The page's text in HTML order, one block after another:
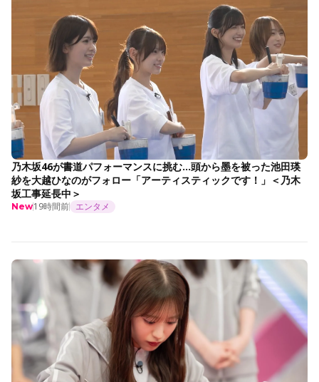
乃木坂46が書道パフォーマンスに挑む…頭から墨を被った池田瑛
紗を大越ひなのがフォロー「アーティスティックです！」＜乃木
坂工事延長中＞
New19時間前 エンタメ